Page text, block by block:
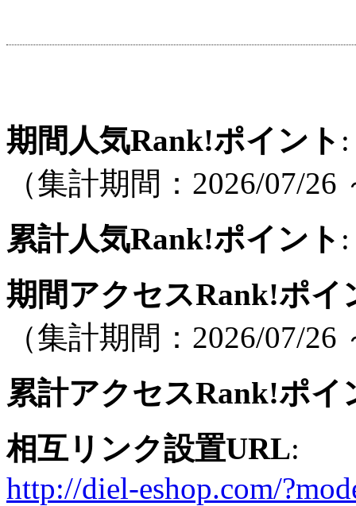
期間人気Rank!ポイント
（集計期間：2026/07/26
累計人気Rank!ポイント
期間アクセスRank!ポイ
（集計期間：2026/07/26
累計アクセスRank!ポイ
相互リンク設置URL:
http://diel-eshop.com/